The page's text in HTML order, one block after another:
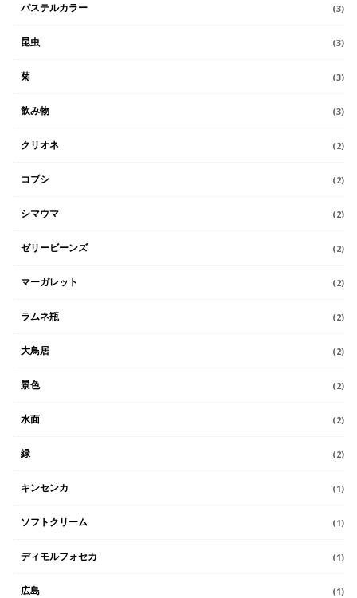
パステルカラー (3)
昆虫 (3)
菊 (3)
飲み物 (3)
クリオネ (2)
コブシ (2)
シマウマ (2)
ゼリービーンズ (2)
マーガレット (2)
ラムネ瓶 (2)
大鳥居 (2)
景色 (2)
水面 (2)
緑 (2)
キンセンカ (1)
ソフトクリーム (1)
ディモルフォセカ (1)
広島 (1)